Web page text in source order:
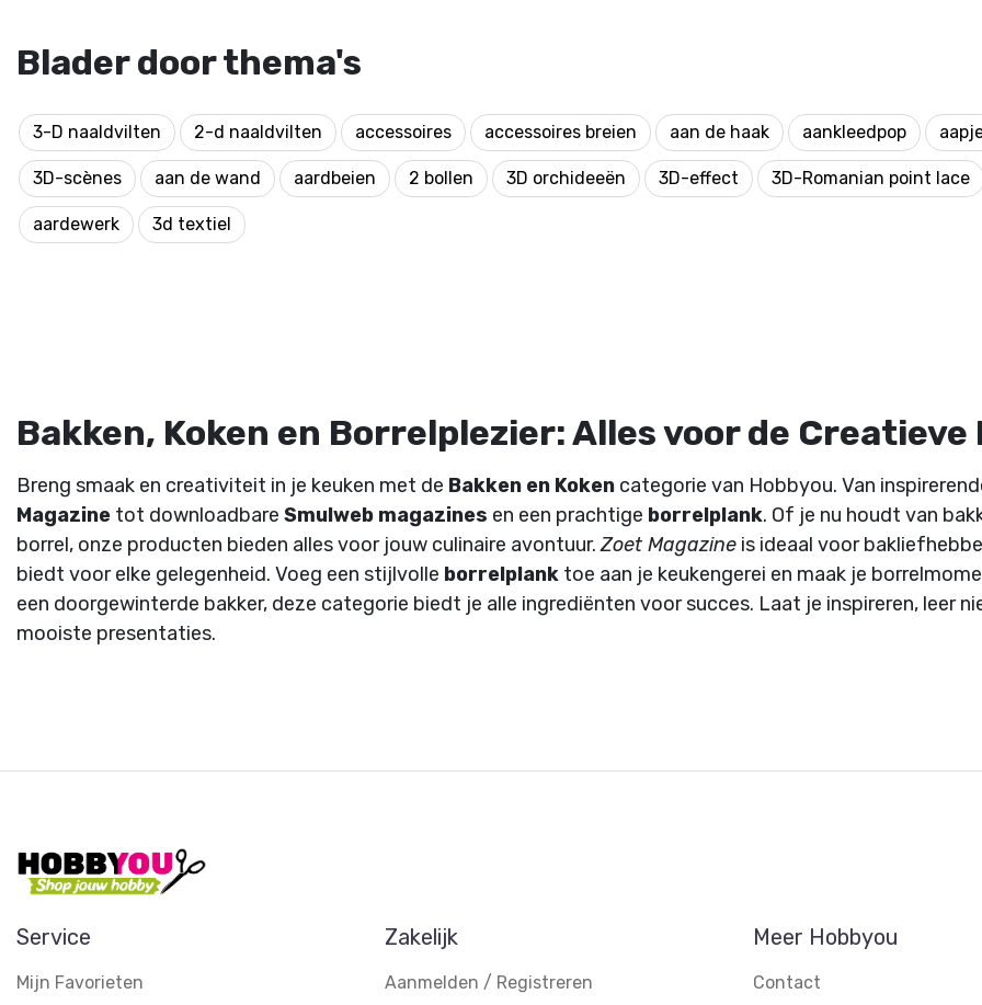
Blader door thema's
3-D naaldvilten 2-d naaldvilten accessoires accessoires breien aan de haak aankleedpop
3D-scènes aan de wand aardbeien 2 bollen 3D orchideeën 3D-effect 3D-Romanian point lace
aardewerk 3d textiel
Bakken, Koken en Borrelplezier: Alles voor de Creatieve
Breng smaak en creativiteit in je keuken met de Bakken en Koken categorie van Hobbyou. Van
Magazine tot downloadbare Smulweb magazines en een prachtige borrelplank. Of je nu houdt van
borrel, onze producten bieden alles voor jouw culinaire avontuur.Zoet Magazine is ideaal voor
biedt voor elke gelegenheid. Voeg een stijlvolle borrelplank toe aan je keukengerei en maak je
een doorgewinterde bakker, deze categorie biedt je alle ingrediënten voor succes. Laat je inspireren, leer
mooiste presentaties.
Service
Mijn Favorieten
Zakelijk
Aanmelden / Registreren
Meer Hobbyou
Contact